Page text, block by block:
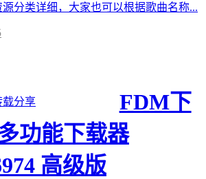
分类详细，大家也可以根据歌曲名称...
载分享
FDM下
功能下载器
高级版